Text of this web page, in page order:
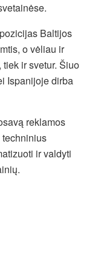
Baltijos
o vėliau ir
ir svetur. Šiuo
Ispanijoje dirba
reklamos
ir valdyti